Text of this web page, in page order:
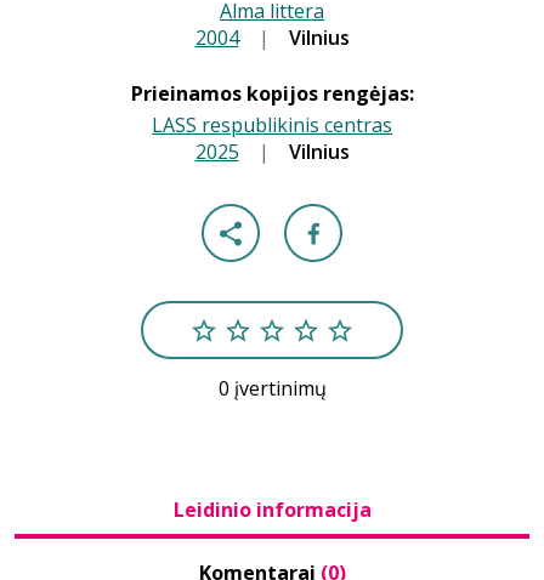
Alma littera
2004 | Vilnius
Prieinamos kopijos rengėjas:
LASS respublikinis centras
2025 | Vilnius
0 įvertinimų
Leidinio informacija
Komentarai (0)